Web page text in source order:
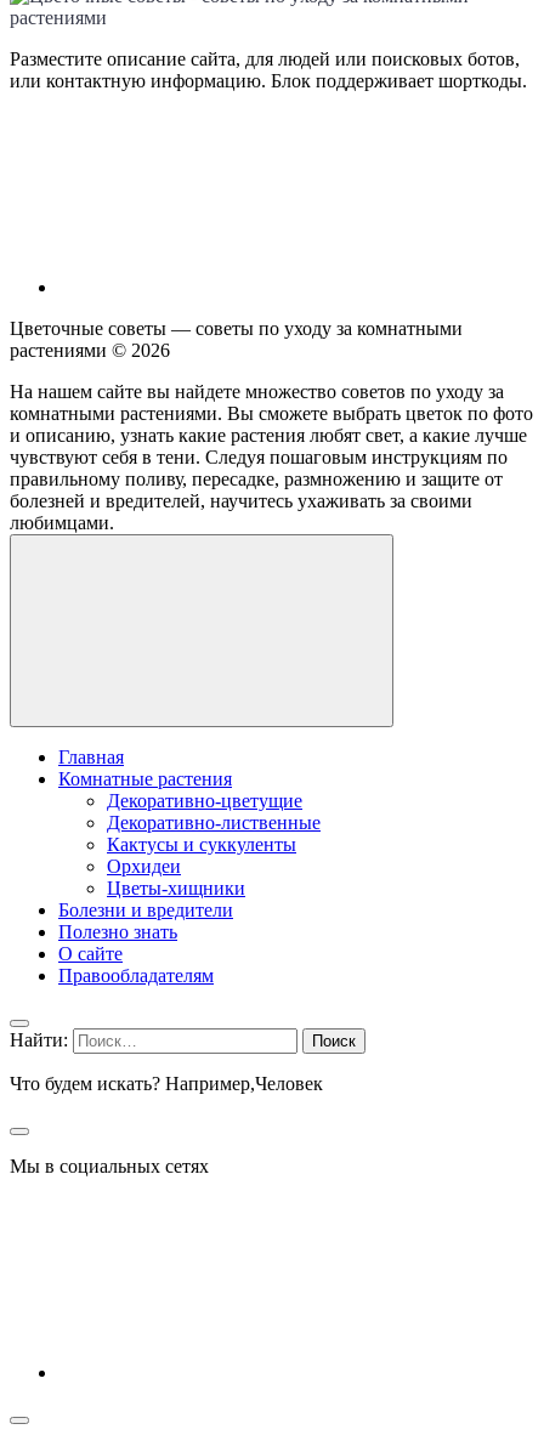
Разместите описание сайта, для людей или поисковых ботов,
или контактную информацию. Блок поддерживает шорткоды.
Цветочные советы — советы по уходу за комнатными
растениями © 2026
На нашем сайте вы найдете множество советов по уходу за
комнатными растениями. Вы сможете выбрать цветок по фото
и описанию, узнать какие растения любят свет, а какие лучше
чувствуют себя в тени. Следуя пошаговым инструкциям по
правильному поливу, пересадке, размножению и защите от
болезней и вредителей, научитесь ухаживать за своими
любимцами.
Главная
Комнатные растения
Декоративно-цветущие
Декоративно-лиственные
Кактусы и суккуленты
Орхидеи
Цветы-хищники
Болезни и вредители
Полезно знать
О сайте
Правообладателям
Найти:
Что будем искать? Например,Человек
Мы в социальных сетях